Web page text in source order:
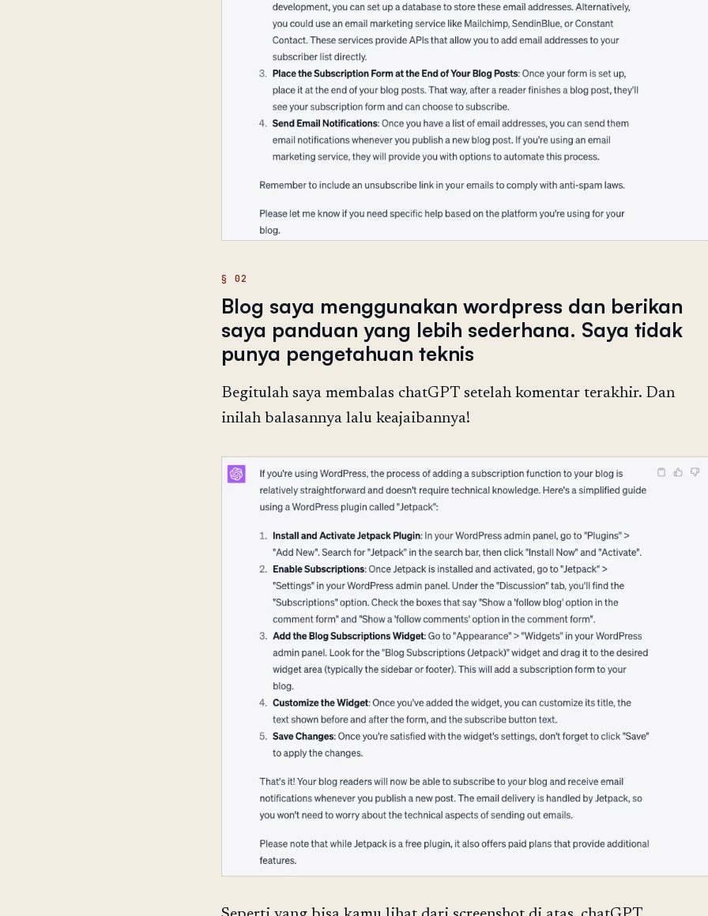
Blog saya menggunakan wordpress dan berikan
saya panduan yang lebih sederhana. Saya tidak
punya pengetahuan teknis
Begitulah saya membalas chatGPT setelah komentar terakhir. Dan
inilah balasannya lalu keajaibannya!